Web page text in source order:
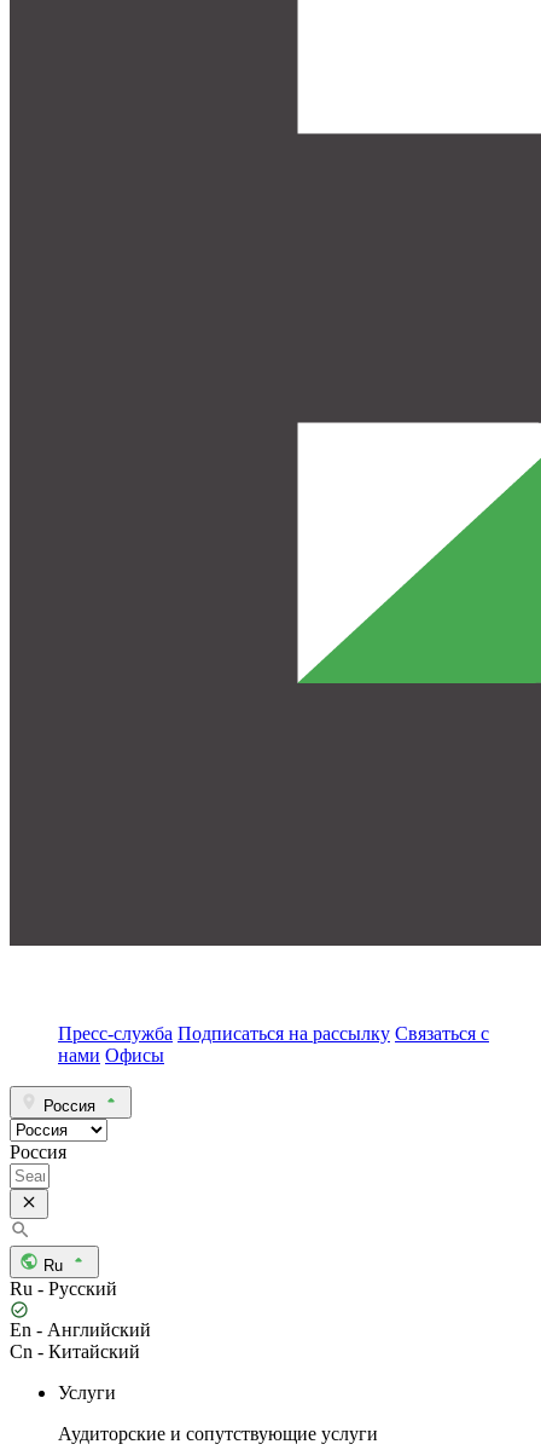
Пресс-служба Подписаться на рассылку Связаться с
нами Офисы
Россия
Россия
Ru
Ru - Русский
En - Английский
Cn - Китайский
Услуги
Аудиторские и сопутствующие услуги